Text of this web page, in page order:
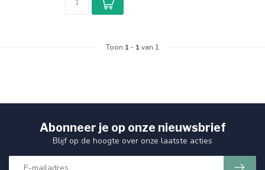
Toon 1 - 1van 1
Abonneer je op onze nieuwsbrief
Blijf op de hoogte over onze laatste acties